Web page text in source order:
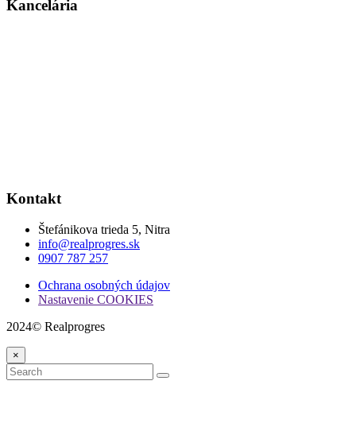
Kancelária
Kontakt
Štefánikova trieda 5, Nitra
info@realprogres.sk
0907 787 257
Ochrana osobných údajov
Nastavenie COOKIES
2024© Realprogres
×